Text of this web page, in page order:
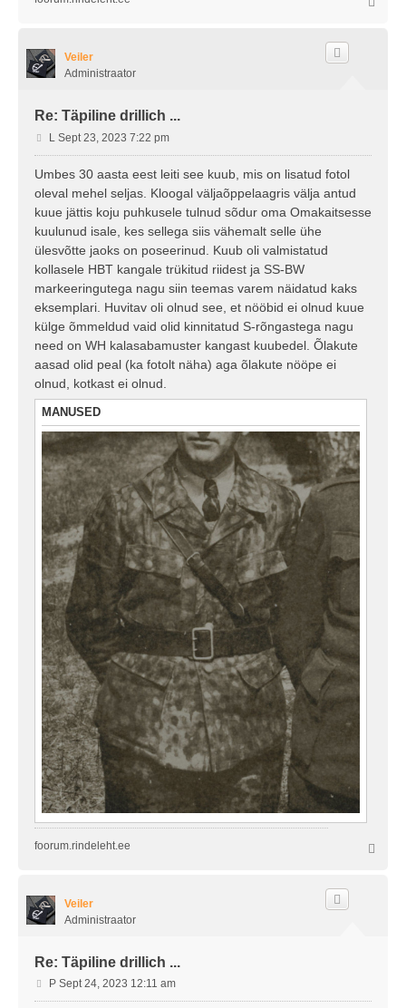
Veiler
Administraator
Re: Täpiline drillich ...
P
o
s
t
u
s
L Sept 23, 2023 7:22 pm
Umbes 30 aasta eest leiti see kuub, mis on lisatud fotol
oleval mehel seljas. Kloogal väljaõppelaagris välja antud
kuue jättis koju puhkusele tulnud sõdur oma Omakaitsesse
kuulunud isale, kes sellega siis vähemalt selle ühe
ülesvõtte jaoks on poseerinud. Kuub oli valmistatud
kollasele HBT kangale trükitud riidest ja SS-BW
markeeringutega nagu siin teemas varem näidatud kaks
eksemplari. Huvitav oli olnud see, et nööbid ei olnud kuue
külge õmmeldud vaid olid kinnitatud S-rõngastega nagu
need on WH kalasabamuster kangast kuubedel. Õlakute
aasad olid peal (ka fotolt näha) aga õlakute nööpe ei
olnud, kotkast ei olnud.
MANUSED
foorum.rindeleht.ee
Veiler
Administraator
Re: Täpiline drillich ...
P
o
P Sept 24, 2023 12:11 am